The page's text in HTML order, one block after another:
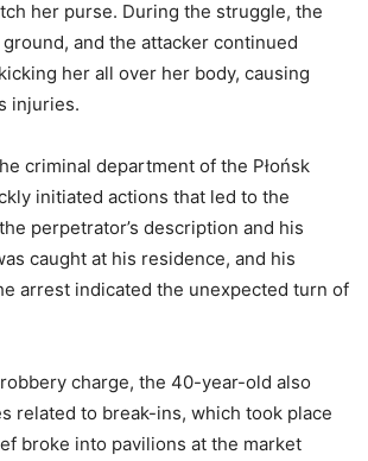
her purse. During the struggle, the
and the attacker continued
her all over her body, causing
injuries.
criminal department of the Płońsk
initiated actions that led to the
perpetrator’s description and his
caught at his residence, and his
arrest indicated the unexpected turn of
charge, the 40-year-old also
related to break-ins, which took place
broke into pavilions at the market